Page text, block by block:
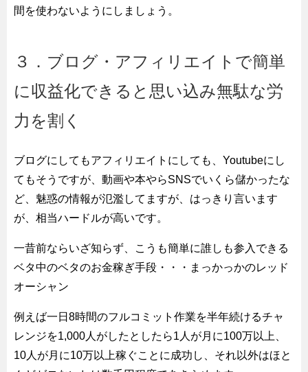
間を使わないようにしましょう。
３．ブログ・アフィリエイトで簡単
に収益化できると思い込み無駄な労
力を割く
ブログにしてもアフィリエイトにしても、Youtubeにし
てもそうですが、動画や本やらSNSでいくら儲かったな
ど、魅惑の情報が氾濫してますが、はっきり言います
が、相当ハードルが高いです。
一昔前ならいざ知らず、こうも簡単に誰しも参入できる
ベタ中のベタのお金稼ぎ手段・・・まっかっかのレッド
オーシャン
例えば一日8時間のフルコミット作業を半年続けるチャ
レンジを1,000人がしたとしたら1人が月に100万以上、
10人が月に10万以上稼ぐことに成功し、それ以外はほと